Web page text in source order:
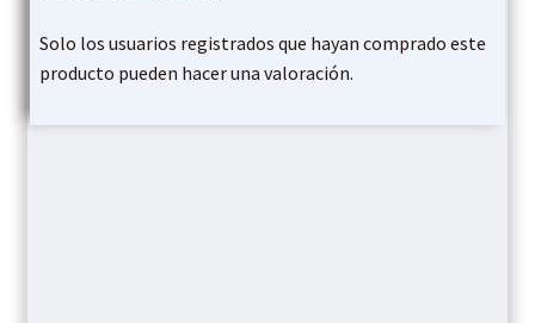
Solo los usuarios registrados que hayan comprado este
producto pueden hacer una valoración.